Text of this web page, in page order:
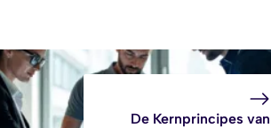
De Kernprincipes van